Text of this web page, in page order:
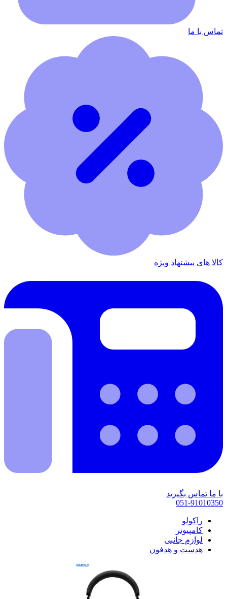
تماس با ما
کالا های پیشنهاد ویژه
با ما تماس بگیرید
051-91010350
راکولو
کامپیوتر
لوازم جانبی
هدست و هدفون